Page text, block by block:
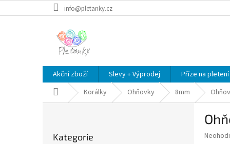
na
info@pletanky.cz
Akční zboží Slevy + Výprodej Příze na
Domů Korálky Ohňovky 8mm
kategorie
Kategorie